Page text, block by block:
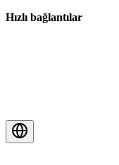
Hızlı bağlantılar